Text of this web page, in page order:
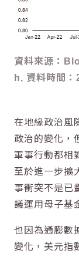
資料來源：
h, 資料時間
在地緣政治風
政治的變化，
軍事行動都相
至於進一步擴
事衝突不是已
議運用母子基
也因為通膨數
變化，美元指